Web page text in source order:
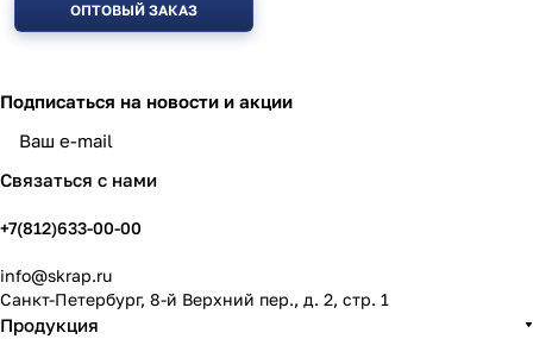
ОПТОВЫЙ ЗАКАЗ
Подписаться на новости и акции
Связаться с нами
+7(812)633-00-00
info@skrap.ru
Санкт-Петербург, 8-й Верхний пер., д. 2, стр. 1
Продукция